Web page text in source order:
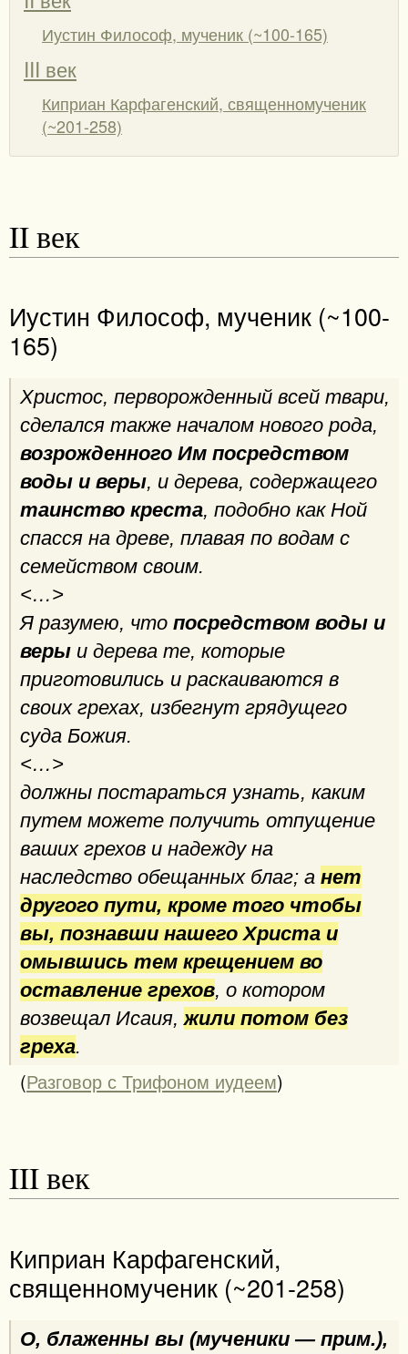
Иустин Философ, мученик (~100-165)
III век
Киприан Карфагенский, священномученик
(~201-258)
II век
Иустин Философ, мученик (~100-
165)
Христос, перворожденный всей твари,
сделался также началом нового рода,
возрожденного Им посредством
воды и веры, и дерева, содержащего
таинство креста, подобно как Ной
спасся на древе, плавая по водам с
семейством своим.
<…>
Я разумею, что посредством воды и
веры и дерева те, которые
приготовились и раскаиваются в
своих грехах, избегнут грядущего
суда Божия.
<…>
должны постараться узнать, каким
путем можете получить отпущение
ваших грехов и надежду на
наследство обещанных благ; а нет
другого пути, кроме того чтобы
вы, познавши нашего Христа и
омывшись тем крещением во
оставление грехов, о котором
возвещал Исаия,жили потом без
греха.
(Разговор с Трифоном иудеем)
III век
Киприан Карфагенский,
священномученик (~201-258)
О, блаженны вы (мученики — прим.),